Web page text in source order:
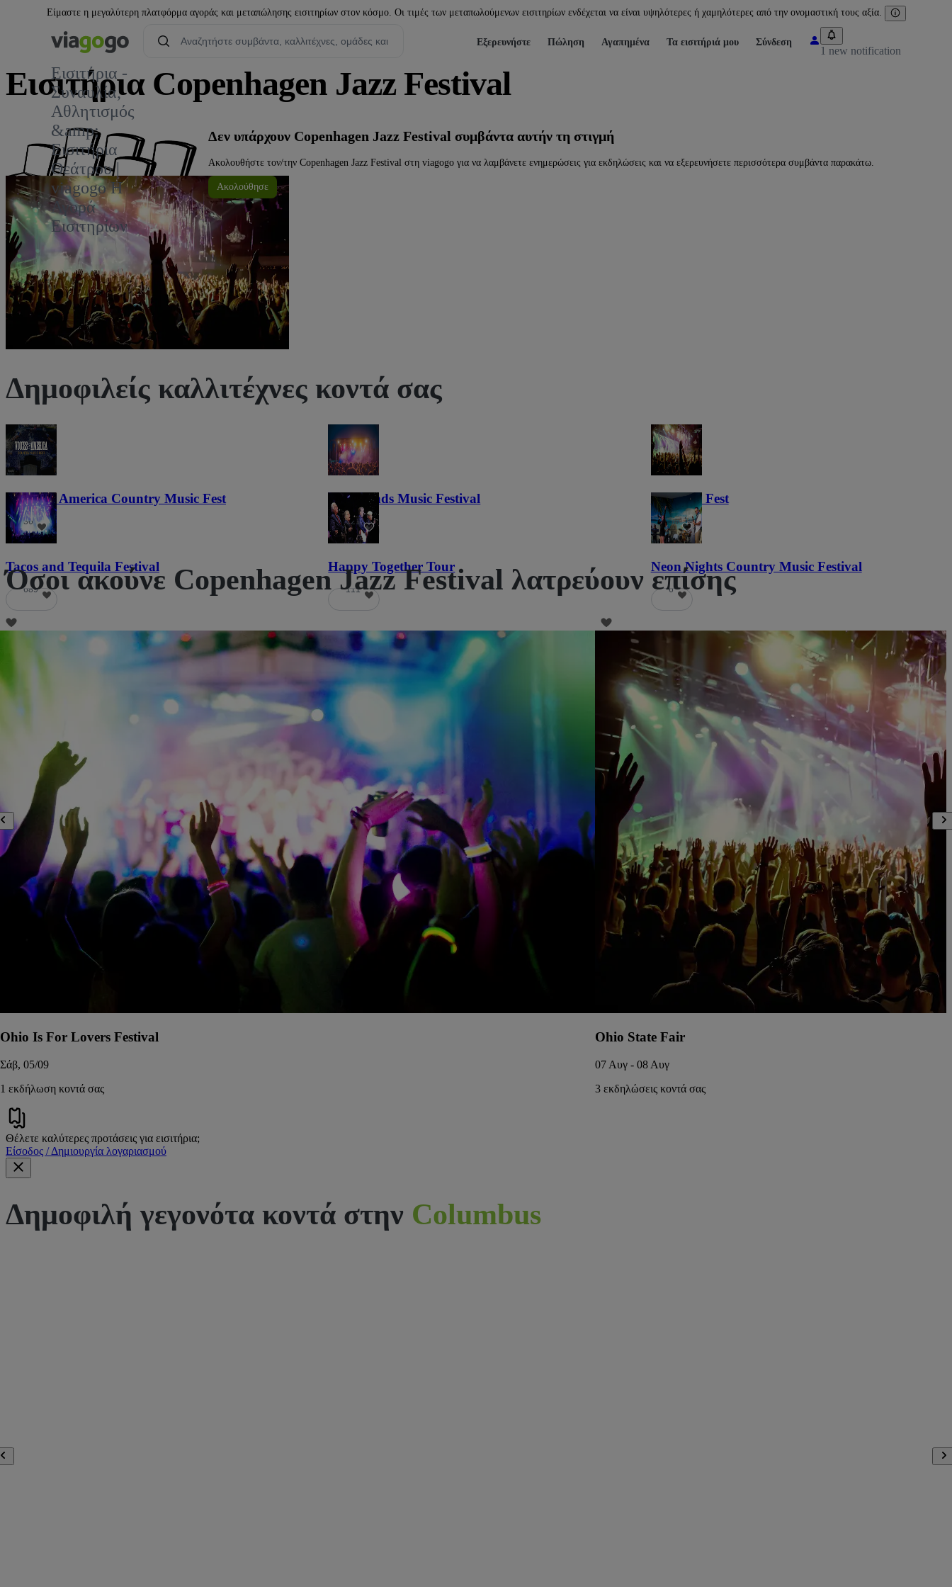
Είμαστε η μεγαλύτερη πλατφόρμα αγοράς και μεταπώλησης εισιτηρίων στον κόσμο. Οι τιμές των μεταπωλούμενων εισιτηρίων ενδέχεται να είναι υψηλότερες ή χαμηλότερες από την ονομαστική τους αξία.
Εισιτήρια -
Συναυλία,
Αθλητισμός
&amp;
Εισιτήρια
Θεάτρου |
viagogo Η
Αγορά
Εισιτηρίων
Εξερευνήστε Πώληση Αγαπημένα Τα εισιτήριά μου Σύνδεση
1 new notification
Εισιτήρια Copenhagen Jazz Festival
Δεν υπάρχουν Copenhagen Jazz Festival συμβάντα αυτήν τη στιγμή
Ακολουθήστε τον/την Copenhagen Jazz Festival στη viagogo για να λαμβάνετε ενημερώσεις για εκδηλώσεις και να εξερευνήσετε περισσότερα συμβάντα παρακάτω.
Ακολούθησε
Δημοφιλείς καλλιτέχνες κοντά σας
Voices of America Country Music Fest
36
Lost Lands Music Festival
121
Haunted Fest
58
Tacos and Tequila Festival
689
Happy Together Tour
111
Neon Nights Country Music Festival
6
Όσοι ακούνε Copenhagen Jazz Festival λατρεύουν επίσης
Ohio Is For Lovers Festival
Σάβ, 05/09
1 εκδήλωση κοντά σας
Ohio State Fair
07 Αυγ - 08 Αυγ
3 εκδηλώσεις κοντά σας
Θέλετε καλύτερες προτάσεις για εισιτήρια;
Είσοδος / Δημιουργία λογαριασμού
Δημοφιλή γεγονότα κοντά στην Columbus